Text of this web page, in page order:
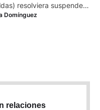
resolviera suspender
sábado, 18 de octubre
judicial, que responde a
Domínguez
relaciones